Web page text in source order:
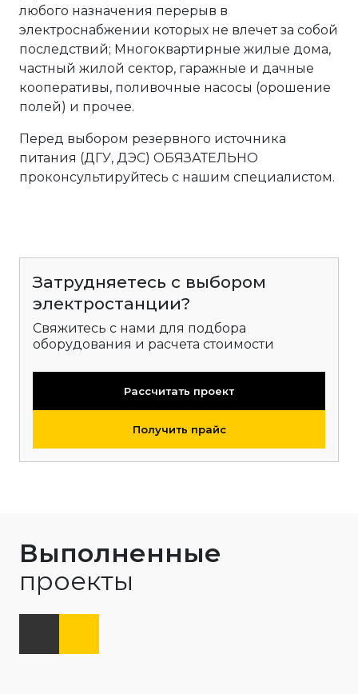
любого назначения перерыв в
электроснабжении которых не влечет за собой
последствий; Многоквартирные жилые дома,
частный жилой сектор, гаражные и дачные
кооперативы, поливочные насосы (орошение
полей) и прочее.
Перед выбором резервного источника
питания (ДГУ, ДЭС) ОБЯЗАТЕЛЬНО
проконсультируйтесь с нашим специалистом.
Затрудняетесь с выбором
электростанции?
Свяжитесь с нами для подбора
оборудования и расчета стоимости
Рассчитать проект
Получить прайс
Выполненные
проекты